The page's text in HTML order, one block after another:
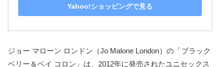
Yahoo!ショッピングで見る
ジョー マローン ロンドン（Jo Malone London）の「ブラック
ベリー＆ベイ コロン」は、2012年に発売されたユニセックス